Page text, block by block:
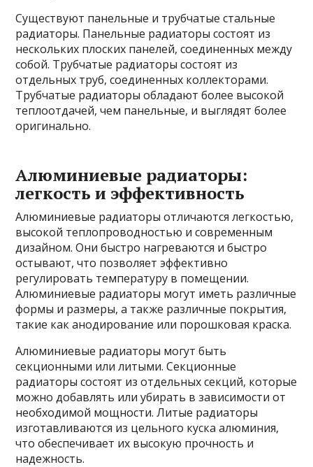
Существуют панельные и трубчатые стальные
радиаторы. Панельные радиаторы состоят из
нескольких плоских панелей, соединенных между
собой. Трубчатые радиаторы состоят из
отдельных труб, соединенных коллекторами.
Трубчатые радиаторы обладают более высокой
теплоотдачей, чем панельные, и выглядят более
оригинально.
Алюминиевые радиаторы:
легкость и эффективность
Алюминиевые радиаторы отличаются легкостью,
высокой теплопроводностью и современным
дизайном. Они быстро нагреваются и быстро
остывают, что позволяет эффективно
регулировать температуру в помещении.
Алюминиевые радиаторы могут иметь различные
формы и размеры, а также различные покрытия,
такие как анодирование или порошковая краска.
Алюминиевые радиаторы могут быть
секционными или литыми. Секционные
радиаторы состоят из отдельных секций, которые
можно добавлять или убирать в зависимости от
необходимой мощности. Литые радиаторы
изготавливаются из цельного куска алюминия,
что обеспечивает их высокую прочность и
надежность.